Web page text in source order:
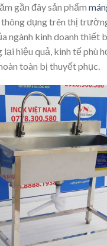
gần đây sản phẩm
dụng trên thị
ngành kinh doanh thiết
lại hiệu quả, kinh tế phù
toàn bị thuyết phục.